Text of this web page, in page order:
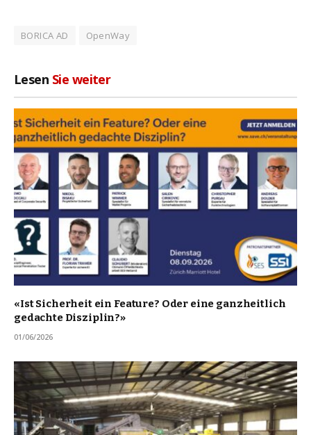
BORICA AD OpenWay
Lesen Sie weiter
«Ist Sicherheit ein Feature? Oder eine ganzheitlich
gedachte Disziplin?»
01/06/2026